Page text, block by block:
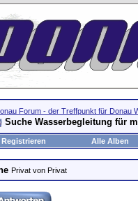
Forum - der Treffpunkt für Donau
Suche Wasserbegleitung für
Registrieren
Alle Alben
Privat von Privat